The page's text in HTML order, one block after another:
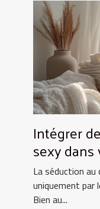
Intégrer
sexy
Astuces
La séduction au
uniquement par
Bien au...